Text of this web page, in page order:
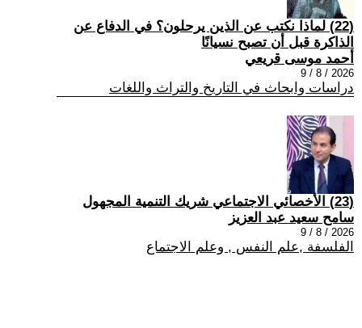
(22) لماذا نكتب عن الذين يرحلون؟ في الدفاع عن
الذاكرة قبل أن تصبح نسيانًا
أحمد موسى قريعي
2026 / 8 / 9
دراسات وابحاث في التاريخ والتراث واللغات
(23) الأخصائي الاجتماعي شريك التنمية المجهول
سامح سعيد عبد العزيز
2026 / 8 / 9
الفلسفة ,علم النفس , وعلم الاجتماع